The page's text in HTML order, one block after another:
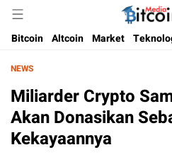
Bitcoin Media
Media Bitcoin dan Cryptocurrency,
Bitcoin Altcoin Market
NEWS
Miliarder Crypto
Akan Donasikan
Kekayaannya